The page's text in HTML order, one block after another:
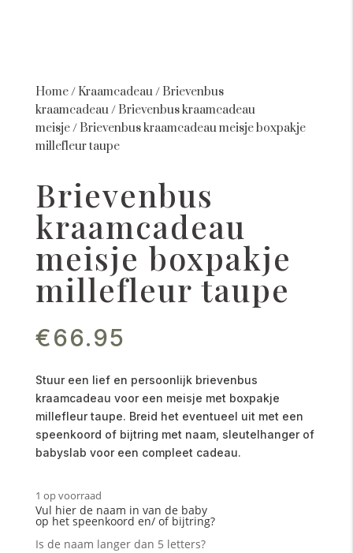
Home/ Kraamcadeau/ Brievenbus
kraamcadeau/ Brievenbus kraamcadeau
meisje/ Brievenbus kraamcadeau meisje boxpakje
millefleur taupe
Brievenbus
kraamcadeau
meisje boxpakje
millefleur taupe
€66.95
Stuur een lief en persoonlijk brievenbus
kraamcadeau voor een meisje met boxpakje
millefleur taupe. Breid het eventueel uit met een
speenkoord of bijtring met naam, sleutelhanger of
babyslab voor een compleet cadeau.
1 op voorraad
Vul hier de naam in van de baby
op het speenkoord en/ of bijtring?
Is de naam langer dan 5 letters?